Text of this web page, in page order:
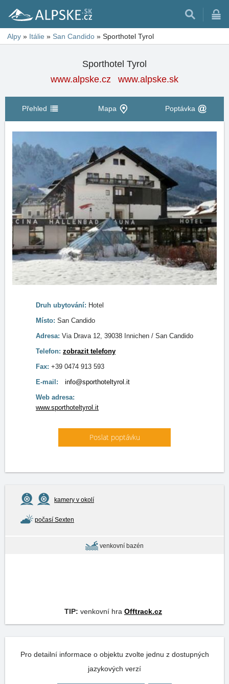
Alpy » Itálie » San Candido » Sporthotel Tyrol
Sporthotel Tyrol
www.alpske.cz
www.alpske.sk
Přehled Mapa Poptávka
Druh ubytování: Hotel
Místo: San Candido
Adresa: Via Drava 12, 39038 Innichen / San Candido
Telefon: zobrazit telefony
Fax: +39 0474 913 593
E-mail:
info@sporthoteltyrol.it
Web adresa:
www.sporthoteltyrol.it
Poslat poptávku
kamery v okolí
počasí Sexten
venkovní bazén
TIP: venkovní hra Offtrack.cz
Pro detailní informace o objektu zvolte jednu z dostupných
jazykových verzí